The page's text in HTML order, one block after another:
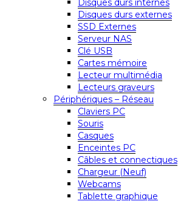
Disques durs internes
Disques durs externes
SSD Externes
Serveur NAS
Clé USB
Cartes mémoire
Lecteur multimédia
Lecteurs graveurs
Périphériques – Réseau
Claviers PC
Souris
Casques
Enceintes PC
Câbles et connectiques
Chargeur (Neuf)
Webcams
Tablette graphique